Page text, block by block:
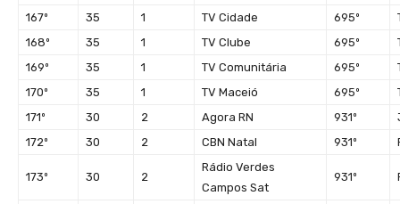
167º
35 1 TV Cidade 695º
168º
35 1 TV Clube 695º
169º
35 1 TV Comunitária 695º
170º
35 1 TV Maceió 695º
171º
30 2 Agora RN 931º
172º
30 2 CBN Natal 931º
173º 30 2
Rádio Verdes
Campos Sat
931º